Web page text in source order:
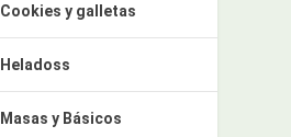
Cookies y galletas
Heladoss
Masas y Básicos